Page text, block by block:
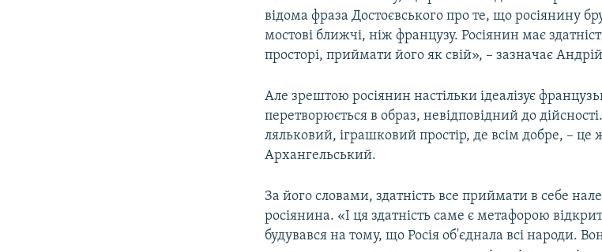
відома фраза Достоєвського про те, що росіянину
мостові ближчі, ніж французу. Росіянин має
просторі, приймати його як свій», – зазначає
Але зрештою росіянин настільки ідеалізує
перетворюється в образ, невідповідний до
ляльковий, іграшковий простір, де всім добре, – це
Архангельський.
За його словами, здатність все приймати в себе
росіянина. «І ця здатність саме є метафорою
будувався на тому, що Росія об'єднала всі народи.